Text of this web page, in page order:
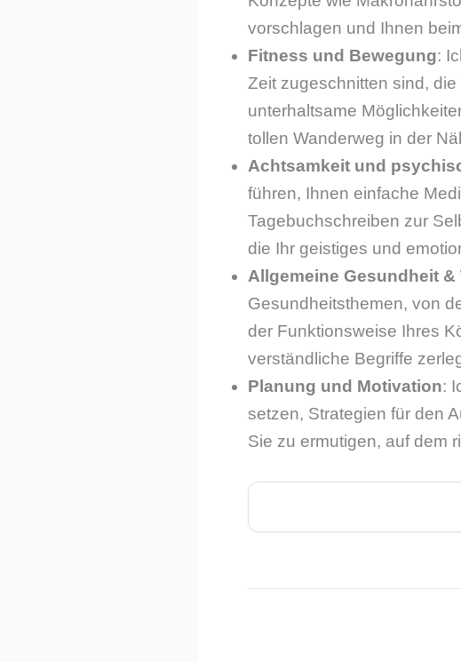
vorschlagen und Ihnen
Fitness und Bewegung:
Zeit zugeschnitten sind,
unterhaltsame
tollen Wanderweg in der
Achtsamkeit und
führen, Ihnen einfache
Tagebuchschreiben zur
die Ihr geistiges und
Allgemeine Gesundheit &
Gesundheitsthemen, von
der Funktionsweise Ihres
verständliche Begriffe
Planung und Motivation:
setzen, Strategien für den
Sie zu ermutigen, auf dem